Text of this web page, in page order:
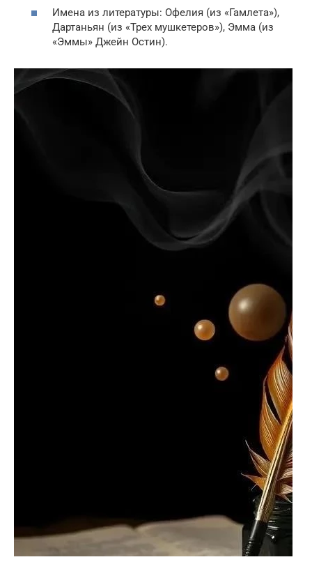
Имена из литературы: Офелия (из «Гамлета»),
Дартаньян (из «Трех мушкетеров»), Эмма (из
«Эммы» Джейн Остин).